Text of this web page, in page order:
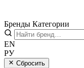
Бренды Категории
EN
РУ
Сбросить